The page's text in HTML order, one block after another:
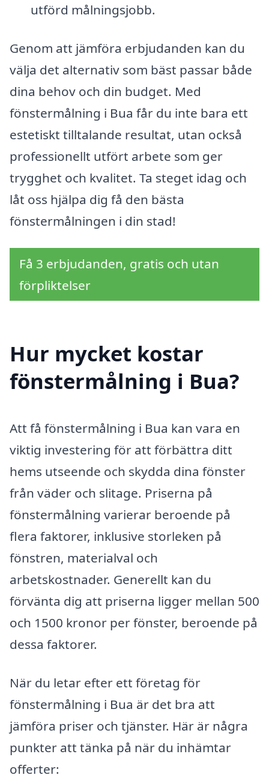
utförd målningsjobb.
Genom att jämföra erbjudanden kan du
välja det alternativ som bäst passar både
dina behov och din budget. Med
fönstermålning i Bua får du inte bara ett
estetiskt tilltalande resultat, utan också
professionellt utfört arbete som ger
trygghet och kvalitet. Ta steget idag och
låt oss hjälpa dig få den bästa
fönstermålningen i din stad!
Få 3 erbjudanden, gratis och utan
förpliktelser
Hur mycket kostar
fönstermålning i Bua?
Att få fönstermålning i Bua kan vara en
viktig investering för att förbättra ditt
hems utseende och skydda dina fönster
från väder och slitage. Priserna på
fönstermålning varierar beroende på
flera faktorer, inklusive storleken på
fönstren, materialval och
arbetskostnader. Generellt kan du
förvänta dig att priserna ligger mellan 500
och 1500 kronor per fönster, beroende på
dessa faktorer.
När du letar efter ett företag för
fönstermålning i Bua är det bra att
jämföra priser och tjänster. Här är några
punkter att tänka på när du inhämtar
offerter: